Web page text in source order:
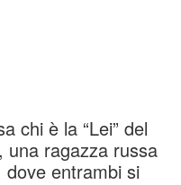
chi è la “Lei” del
una ragazza russa
entrambi si